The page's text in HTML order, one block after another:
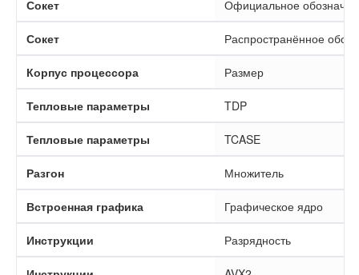
Сокет Официальное
Сокет Распространённое
Корпус процессора Размер
Тепловые параметры TDP
Тепловые параметры TCASE
Разгон Множитель
Встроенная графика Графическое ядро
Инструкции Разрядность